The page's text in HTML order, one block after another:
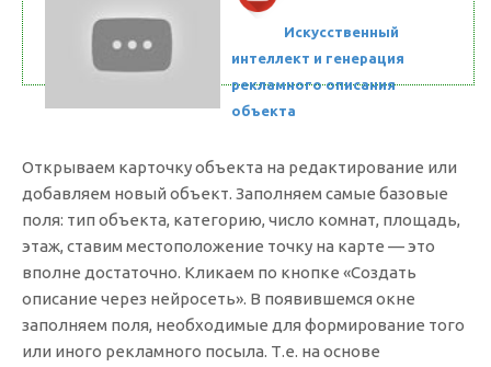
Искусственный
интеллект и генерация
рекламного описания
объекта
Открываем карточку объекта на редактирование или
добавляем новый объект. Заполняем самые базовые
поля: тип объекта, категорию, число комнат, площадь,
этаж, ставим местоположение точку на карте — это
вполне достаточно. Кликаем по кнопке «Создать
описание через нейросеть». В появившемся окне
заполняем поля, необходимые для формирование того
или иного рекламного посыла. Т.е. на основе